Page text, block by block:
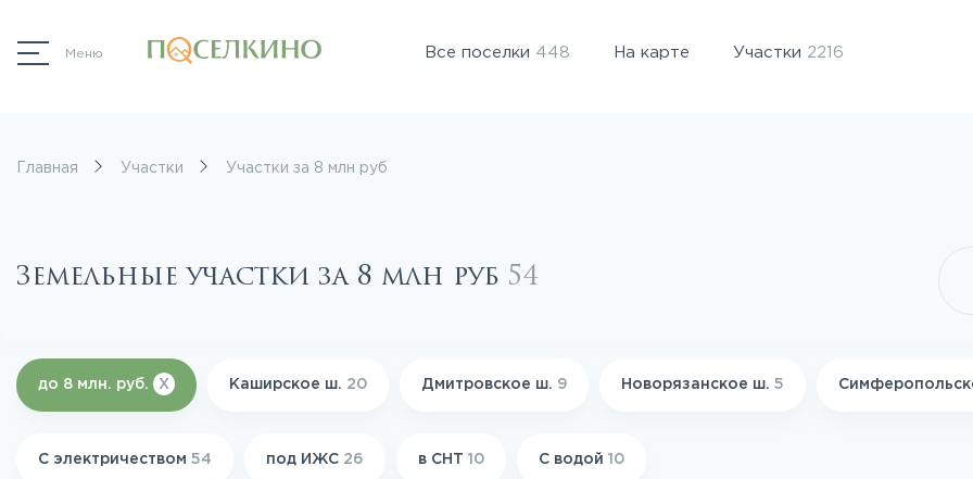
Меню Все поселки 448 На карте Участки 2216
Главная Участки Участки за 8 млн руб
Земельные участки за 8 млн руб 54
до 8 млн. руб. X Каширское ш. 20 Дмитровское ш. 9 Новорязанское ш. 5
С электричеством 54 под ИЖС 26 в СНТ 10 С водой 10